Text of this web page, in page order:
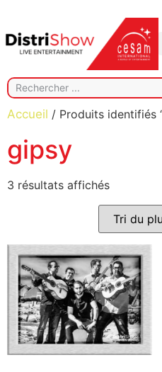
Accueil / Produits identifiés
gipsy
3 résultats affichés